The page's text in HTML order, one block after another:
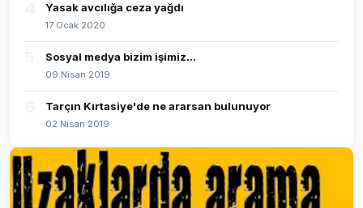
Yasak avcılığa ceza yağdı
17 Ocak 2020
Sosyal medya bizim işimiz...
09 Nisan 2019
Tarçın Kırtasiye'de ne ararsan bulunuyor
02 Nisan 2019